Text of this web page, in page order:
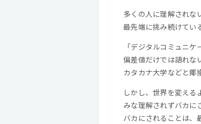
多くの人に理解されな
最先端に挑み続けてい
「デジタルコミュニ
偏差値だけでは語れな
カタカナ大学などと揶
しかし、世界を変える
みな理解されずバカに
バカにされることは、